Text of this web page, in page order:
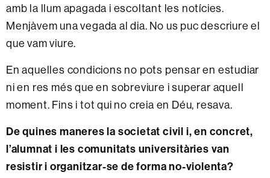
amb la llum apagada i escoltant les notícies.
Menjàvem una vegada al dia. No us puc descriure el
que vam viure.
En aquelles condicions no pots pensar en estudiar
ni en res més que en sobreviure i superar aquell
moment. Fins i tot qui no creia en Déu, resava.
De quines maneres la societat civil i, en concret,
l’alumnat i les comunitats universitàries van
resistir i organitzar-se de forma no-violenta?